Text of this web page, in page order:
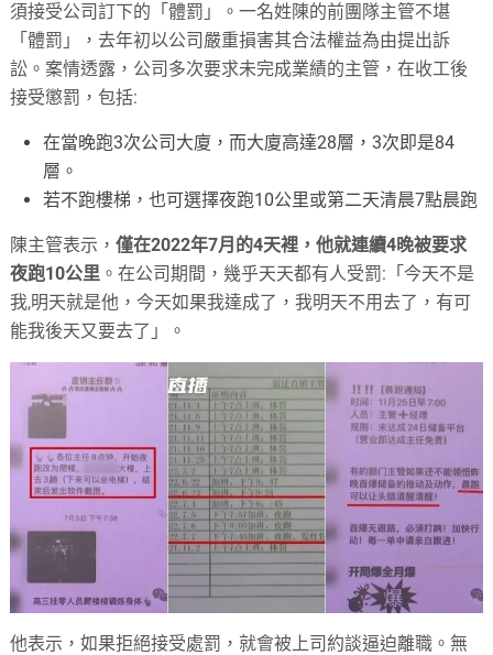
須接受公司訂下的「體罰」。一名姓陳的前團隊主管不堪
「體罰」，去年初以公司嚴重損害其合法權益為由提出訴
訟。案情透露，公司多次要求未完成業績的主管，在收工後
接受懲罰，包括:
在當晚跑3次公司大廈，而大廈高達28層，3次即是84
層。
若不跑樓梯，也可選擇夜跑10公里或第二天清晨7點晨跑
陳主管表示，僅在2022年7月的4天裡，他就連續4晚被要求
夜跑10公里 。在公司期間，幾乎天天都有人受罰:「今天不是
我,明天就是他，今天如果我達成了，我明天不用去了，有可
能我後天又要去了」。
他表示，如果拒絕接受處罰，就會被上司約談逼迫離職。無